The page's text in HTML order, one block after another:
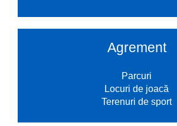
Agrement
Parcuri
Locuri de joacă
Terenuri de sport